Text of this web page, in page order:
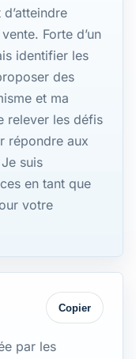
Forte d’un
identifier les
des
et ma
relever les défis
répondre aux
suis
en tant que
votre
Copier
par les